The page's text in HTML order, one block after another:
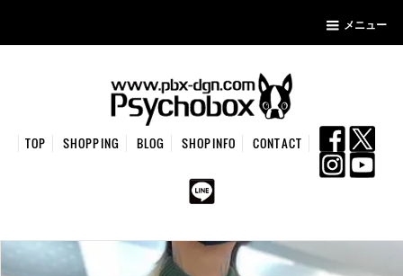
メニュー
TOP SHOPPING BLOG SHOPINFO CONTACT